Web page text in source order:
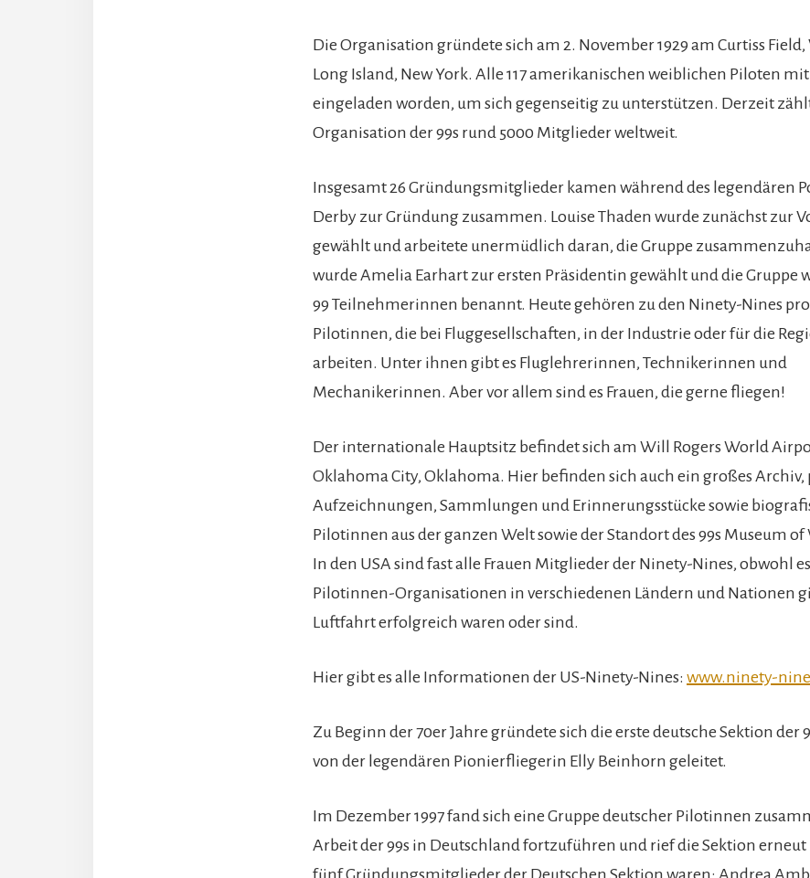
Die Organisation gründete sich am 2. November 1929 am Curtiss Field,
Long Island, New York. Alle 117 amerikanischen weiblichen Piloten
eingeladen worden, um sich gegenseitig zu unterstützen. Derzeit
Organisation der 99s rund 5000 Mitglieder weltweit.
Insgesamt 26 Gründungsmitglieder kamen während des legendären
Derby zur Gründung zusammen. Louise Thaden wurde zunächst zur
gewählt und arbeitete unermüdlich daran, die Gruppe
wurde Amelia Earhart zur ersten Präsidentin gewählt und die Gruppe
99 Teilnehmerinnen benannt. Heute gehören zu den Ninety-Nines
Pilotinnen, die bei Fluggesellschaften, in der Industrie oder für die
arbeiten. Unter ihnen gibt es Fluglehrerinnen, Technikerinnen und
Mechanikerinnen. Aber vor allem sind es Frauen, die gerne fliegen!
Der internationale Hauptsitz befindet sich am Will Rogers World
Oklahoma City, Oklahoma. Hier befinden sich auch ein großes Archiv,
Aufzeichnungen, Sammlungen und Erinnerungsstücke sowie
Pilotinnen aus der ganzen Welt sowie der Standort des 99s Museum
In den USA sind fast alle Frauen Mitglieder der Ninety-Nines, obwohl
Pilotinnen-Organisationen in verschiedenen Ländern und Nationen
Luftfahrt erfolgreich waren oder sind.
Hier gibt es alle Informationen der US-Ninety-Nines: www.ninety-
Zu Beginn der 70er Jahre gründete sich die erste deutsche Sektion der
von der legendären Pionierfliegerin Elly Beinhorn geleitet.
Im Dezember 1997 fand sich eine Gruppe deutscher Pilotinnen
Arbeit der 99s in Deutschland fortzuführen und rief die Sektion erneut
fünf Gründungsmitglieder der Deutschen Sektion waren: Andrea